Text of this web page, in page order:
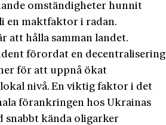
omständigheter hunnit
en maktfaktor i radan.
att hålla samman landet.
förordat en decentralisering
för att uppnå ökat
nivå. En viktig faktor i det
förankringen hos Ukrainas
snabbt kända oligarker